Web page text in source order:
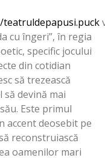
cu îngeri”, în regia
specific jocului
din cotidian
să trezească
devină mai
Este primul
accent deosebit pe
reconstruiască
oamenilor mari